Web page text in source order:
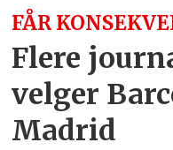
FÅR
Flere
velger
Madrid